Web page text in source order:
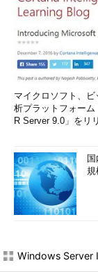
マイクロソフト、
析プラットフォー
R Server 9.0」をリ
Windows Server